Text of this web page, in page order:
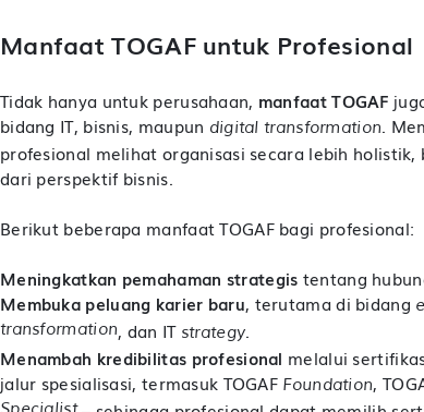
Manfaat TOGAF untuk Profesional
Tidak hanya untuk perusahaan, manfaat TOGAF
bidang IT, bisnis, maupun digital transformation.
profesional melihat organisasi secara lebih
dari perspektif bisnis.
Berikut beberapa manfaat TOGAF bagi profesional:
Meningkatkan pemahaman strategis tentang
Membuka peluang karier baru, terutama di bidang
transformation, dan IT strategy.
Menambah kredibilitas profesional melalui
jalur spesialisasi, termasuk TOGAF Foundation,